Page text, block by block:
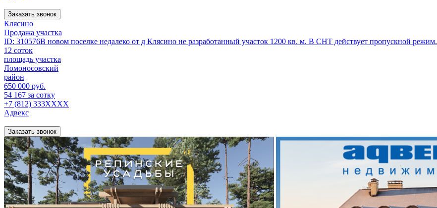
Заказать звонок
Клясино
Продажа участка
ID: 310576В новом поселке недалеко от д Клясино не разработанный участок 1200 кв. м. В СНТ действует пропускной режим.
12 соток
площадь участка
Ломоносовский
район
650 000 руб.
54 167 за сотку
+7 (812) 333XXXX
Адвекс
Заказать звонок